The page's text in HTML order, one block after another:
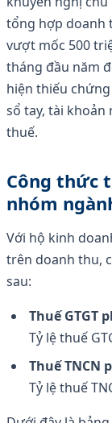
tổng hợp doanh
vượt mốc 500
tháng đầu năm
hiện thiếu
sổ tay, tài
thuế.
Công thức
nhóm
Với hộ kinh
trên doanh thu,
sau:
Thuế GTGT
Tỷ lệ thuế
Thuế TNCN
Tỷ lệ thuế